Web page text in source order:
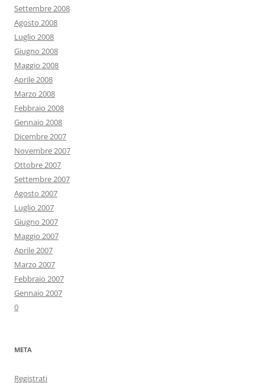
Settembre 2008
Agosto 2008
Luglio 2008
Giugno 2008
Maggio 2008
Aprile 2008
Marzo 2008
Febbraio 2008
Gennaio 2008
Dicembre 2007
Novembre 2007
Ottobre 2007
Settembre 2007
Agosto 2007
Luglio 2007
Giugno 2007
Maggio 2007
Aprile 2007
Marzo 2007
Febbraio 2007
Gennaio 2007
0
META
Registrati